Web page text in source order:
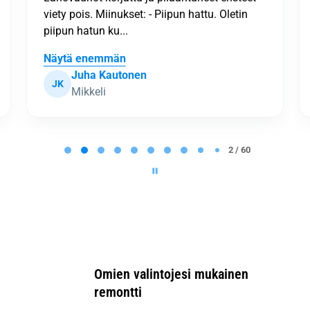
LN
Lea Nurmijoki
Tammela
2 / 60
Omien valintojesi mukainen
remontti